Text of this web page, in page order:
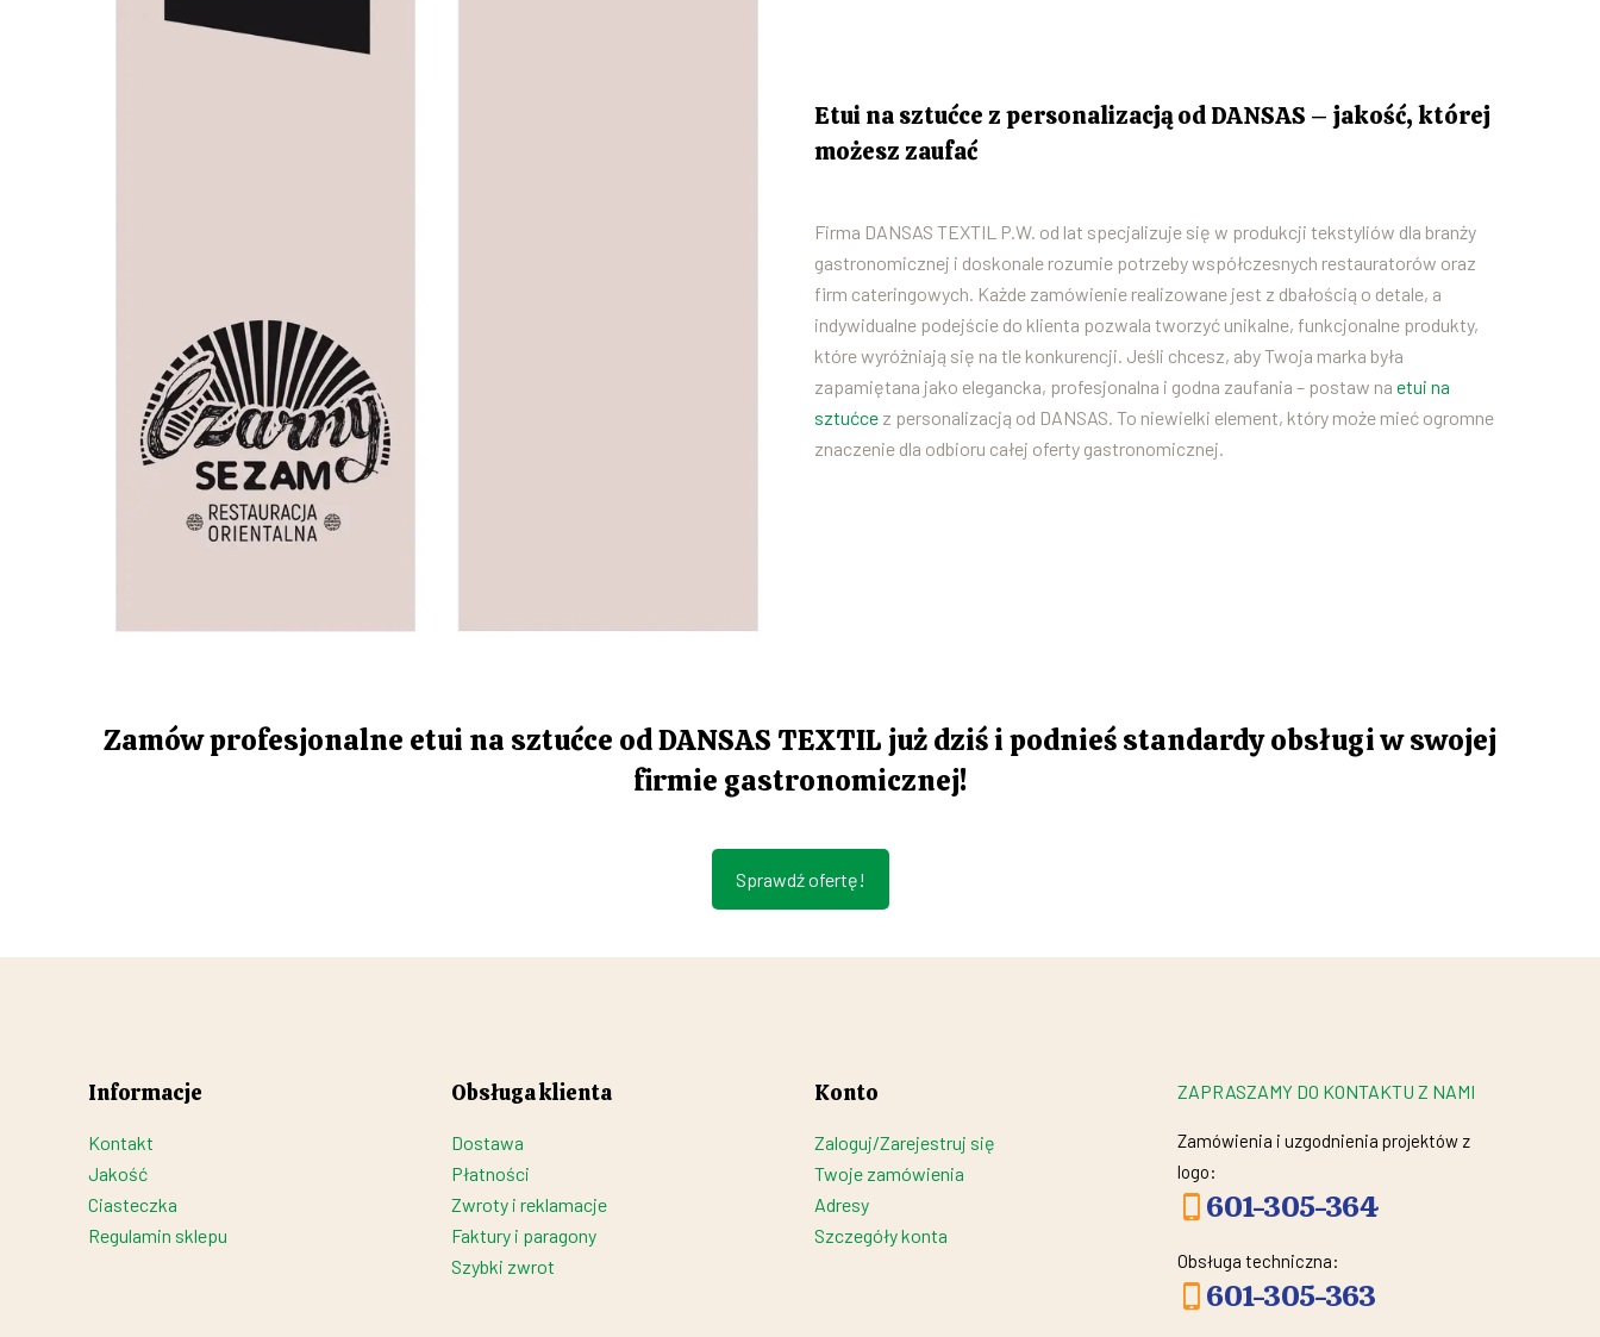
Etui na sztućce z personalizacją od DANSAS – jakość, której
możesz zaufać
Firma DANSAS TEXTIL P.W. od lat specjalizuje się w produkcji tekstyliów dla branży
gastronomicznej i doskonale rozumie potrzeby współczesnych restauratorów oraz
firm cateringowych. Każde zamówienie realizowane jest z dbałością o detale, a
indywidualne podejście do klienta pozwala tworzyć unikalne, funkcjonalne produkty,
które wyróżniają się na tle konkurencji. Jeśli chcesz, aby Twoja marka była
zapamiętana jako elegancka, profesjonalna i godna zaufania – postaw na etui na
sztućce z personalizacją od DANSAS. To niewielki element, który może mieć ogromne
znaczenie dla odbioru całej oferty gastronomicznej.
Zamów profesjonalne etui na sztućce od DANSAS TEXTIL już dziś i podnieś standardy obsługi w swojej
firmie gastronomicznej!
Sprawdź ofertę!
Informacje
Kontakt
Jakość
Ciasteczka
Regulamin sklepu
Obsługa klienta
Dostawa
Płatności
Zwroty i reklamacje
Faktury i paragony
Szybki zwrot
Konto
Zaloguj/Zarejestruj się
Twoje zamówienia
Adresy
Szczegóły konta
ZAPRASZAMY DO KONTAKTU Z NAMI
Zamówienia i uzgodnienia projektów z
logo:
601-305-364
Obsługa techniczna:
601-305-363